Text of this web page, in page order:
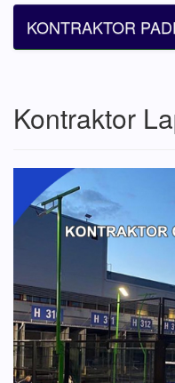
KONTRAKTOR
Kontraktor